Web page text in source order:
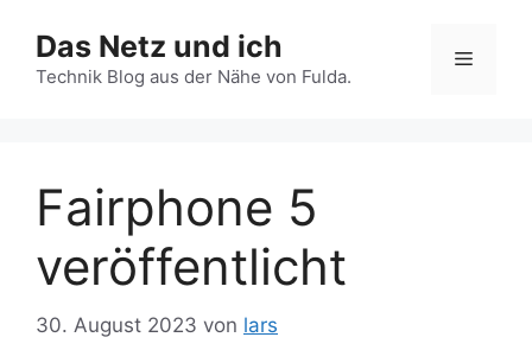
Inhalt
springen
Das Netz und ich
Technik Blog aus der Nähe von Fulda.
Menü
Fairphone 5
veröffentlicht
30. August 2023 von lars